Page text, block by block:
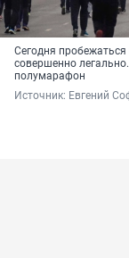
Сегодня
совершенно
полумарафон
Источник: Евгений